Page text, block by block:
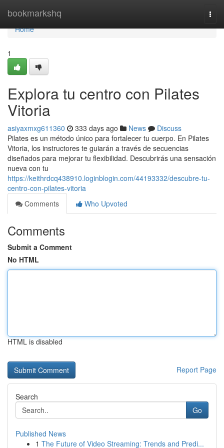
bookmarkshq
Home
Home
1
Explora tu centro con Pilates
Vitoria
asiyaxmxg611360 333 days ago News
Discuss
Pilates es un método único para fortalecer tu cuerpo. En Pilates
Vitoria, los instructores te guiarán a través de secuencias
diseñados para mejorar tu flexibilidad. Descubrirás una sensación
nueva con tu
https://keithrdcq438910.loginblogin.com/44193332/descubre-tu-
centro-con-pilates-vitoria
Comments
Who Upvoted
Comments
Submit a Comment
No HTML
HTML is disabled
Report Page
Search
Go
Published News
1 The Future of Video Streaming: Trends and Predi...